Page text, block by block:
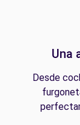
Una
Desde